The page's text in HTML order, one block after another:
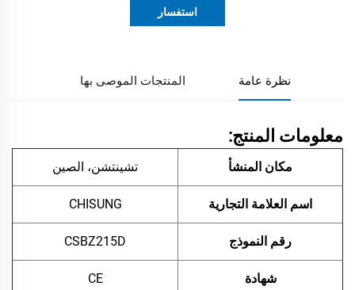
استفسار
نظرة عامة المنتجات الموصى بها
معلومات المنتج:
مكان المنشأ تشينتشن، الصين
اسم العلامة التجارية CHISUNG
رقم النموذج CSBZ215D
شهادة CE